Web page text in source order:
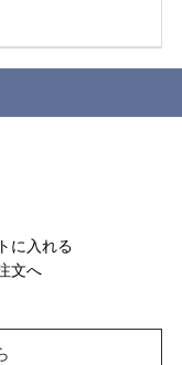
に入れる
文へ